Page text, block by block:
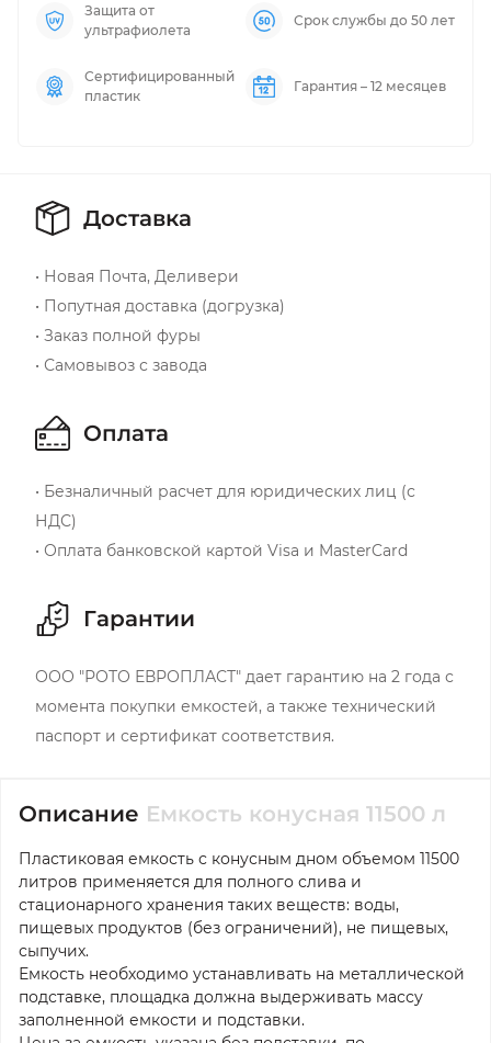
Защита от
ультрафиолета
Срок службы до 50 лет
Сертифицированный
пластик
Гарантия – 12 месяцев
Описание Емкость конусная 11500 л
Пластиковая емкость с конусным дном объемом 11500
литров применяется для полного слива и
стационарного хранения таких веществ: воды,
пищевых продуктов (без ограничений), не пищевых,
сыпучих.
Емкость необходимо устанавливать на металлической
подставке, площадка должна выдерживать массу
заполненной емкости и подставки.
Доставка
• Новая Почта, Деливери
• Попутная доставка (догрузка)
• Заказ полной фуры
• Самовывоз с завода
Оплата
• Безналичный расчет для юридических лиц (с
НДС)
• Оплата банковской картой Visa и MasterCard
Гарантии
ООО "РОТО ЕВРОПЛАСТ" дает гарантию на 2 года с
момента покупки емкостей, а также технический
паспорт и сертификат соответствия.